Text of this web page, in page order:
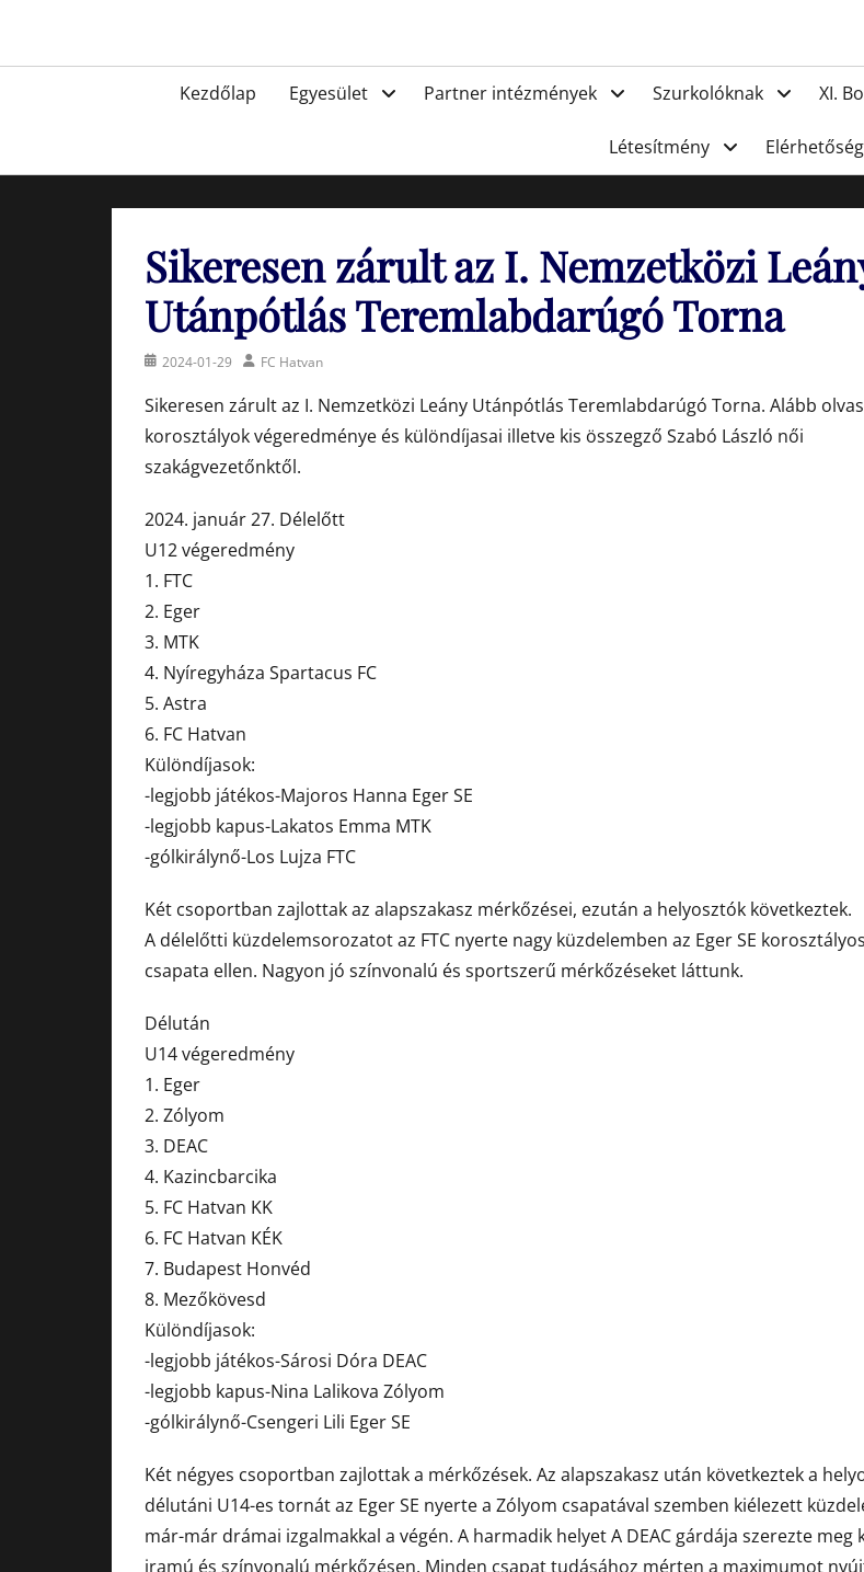
FC
PrimaryKezdőlap Egyesület Partner intézmények Szurkolóknak XI.
Létesítmény Elérhetőség
Sikeresen zárult az I. Nemzetközi
Utánpótlás Teremlabdarúgó Torna
Posted2024-01-29 AuthorFC Hatvan
Sikeresen zárult az I. Nemzetközi Leány Utánpótlás Teremlabdarúgó Torna. Alább
korosztályok végeredménye és különdíjasai illetve kis összegző Szabó László női
szakágvezetőnktől.
2024. január 27. Délelőtt
U12 végeredmény
1. FTC
2. Eger
3. MTK
4. Nyíregyháza Spartacus FC
5. Astra
6. FC Hatvan
Különdíjasok:
-legjobb játékos-Majoros Hanna Eger SE
-legjobb kapus-Lakatos Emma MTK
-gólkirálynő-Los Lujza FTC
Két csoportban zajlottak az alapszakasz mérkőzései, ezután a helyosztók következtek.
A délelőtti küzdelemsorozatot az FTC nyerte nagy küzdelemben az Eger SE korosztályos
csapata ellen. Nagyon jó színvonalú és sportszerű mérkőzéseket láttunk.
Délután
U14 végeredmény
1. Eger
2. Zólyom
3. DEAC
4. Kazincbarcika
5. FC Hatvan KK
6. FC Hatvan KÉK
7. Budapest Honvéd
8. Mezőkövesd
Különdíjasok:
-legjobb játékos-Sárosi Dóra DEAC
-legjobb kapus-Nina Lalikova Zólyom
-gólkirálynő-Csengeri Lili Eger SE
Két négyes csoportban zajlottak a mérkőzések. Az alapszakasz után következtek a
délutáni U14-es tornát az Eger SE nyerte a Zólyom csapatával szemben kiélezett
már-már drámai izgalmakkal a végén. A harmadik helyet A DEAC gárdája szerezte meg
iramú és színvonalú mérkőzésen. Minden csapat tudásához mérten a maximumot